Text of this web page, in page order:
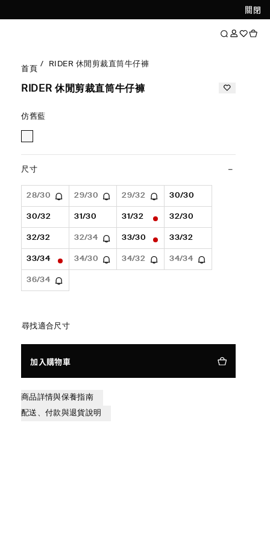
關閉
首頁
RIDER 休閒剪裁直筒牛仔褲
RIDER 休閒剪裁直筒牛仔褲
仿舊藍
尺寸
28/30 29/30 29/32 30/30
30/32 31/30 31/32 32/30
32/32 32/34 33/30 33/32
33/34 34/30 34/32 34/34
36/34
尋找適合尺寸
加入購物車
商品詳情與保養指南
配送、付款與退貨說明